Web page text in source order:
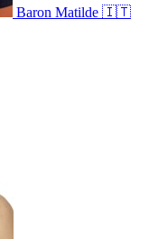
Baron Matilde 🇮🇹